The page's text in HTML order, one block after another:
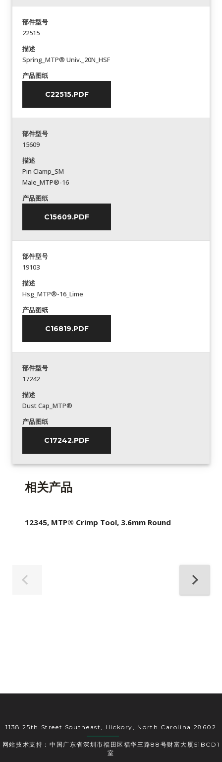
部件型号
22515
描述
Spring_MTP® Univ._20N_HSF
产品图纸
C22515.PDF
部件型号
15609
描述
Pin Clamp_SM
Male_MTP®-16
产品图纸
C15609.PDF
部件型号
19103
描述
Hsg_MTP®-16_Lime
产品图纸
C16819.PDF
部件型号
17242
描述
Dust Cap_MTP®
产品图纸
C17242.PDF
相关产品
12345, MTP® Crimp Tool, 3.6mm Round
1138 25th Street Southeast, Hickory, North Carolina 28602
网站技术支持：中国广东省深圳市福田区福华三路88号财富大厦51BCD1
室